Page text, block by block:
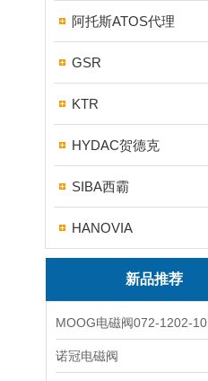
阿托斯ATOS代理
GSR
KTR
HYDAC贺德克
SIBA西霸
HANOVIA
新品推荐
MOOG电磁阀072-1202-10
诺冠电磁阀